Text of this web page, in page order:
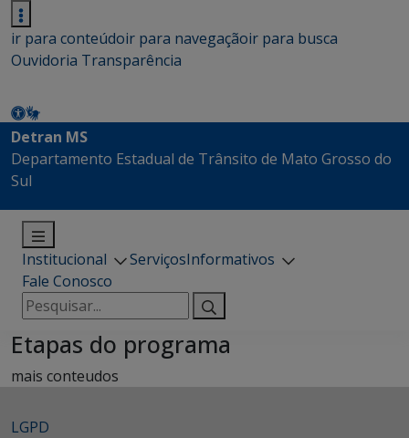
ir para conteúdoir para navegaçãoir para busca
Ouvidoria Transparência
Detran MS
Departamento Estadual de Trânsito de Mato Grosso do
Sul
Institucional ServiçosInformativos
Fale Conosco
Pesquisar
por:
Etapas do programa
mais conteudos
LGPD